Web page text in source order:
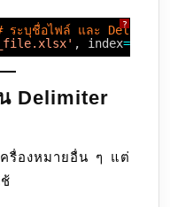
?
ระบุชื่อไฟล์ และ
, index=
Delimiter
ครื่องหมายอื่น ๆ แต่